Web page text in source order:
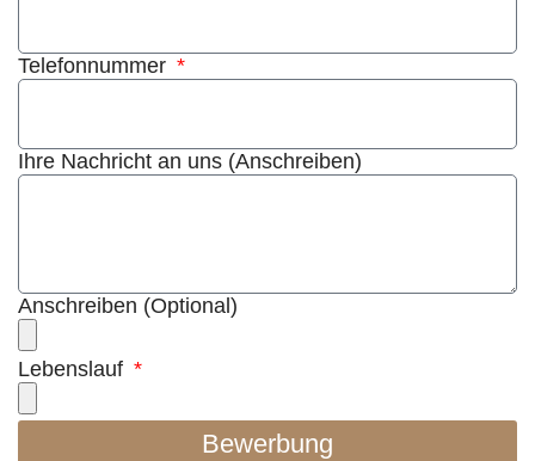
Telefonnummer
Ihre Nachricht an uns (Anschreiben)
Anschreiben (Optional)
Lebenslauf
Bewerbung